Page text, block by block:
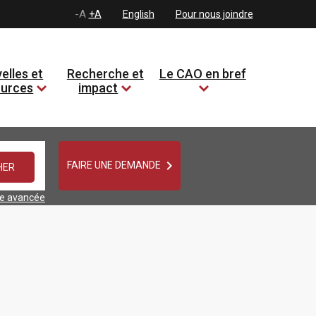
-A +A English Pour nous joindre
et
Recherche et
impact
Le CAO en bref
avancée
FAIRE UNE DEMANDE 